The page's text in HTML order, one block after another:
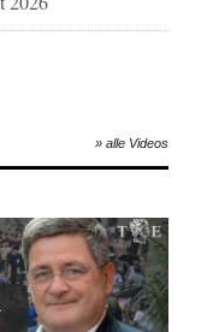
» alle Videos